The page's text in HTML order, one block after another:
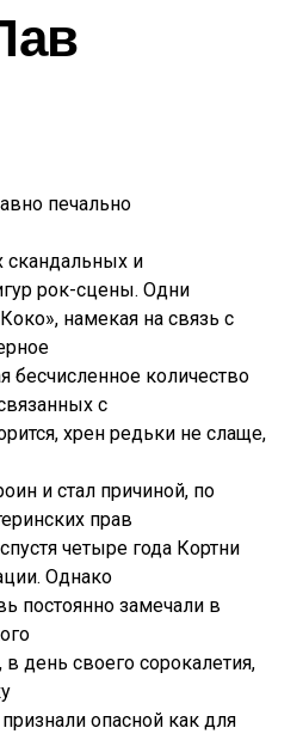
печально
скандальных и
рок-сцены. Одни
намекая на связь с
бесчисленное количество
с
хрен редьки не слаще,
и стал причиной, по
прав
четыре года Кортни
Однако
постоянно замечали в
день своего сорокалетия,
опасной как для